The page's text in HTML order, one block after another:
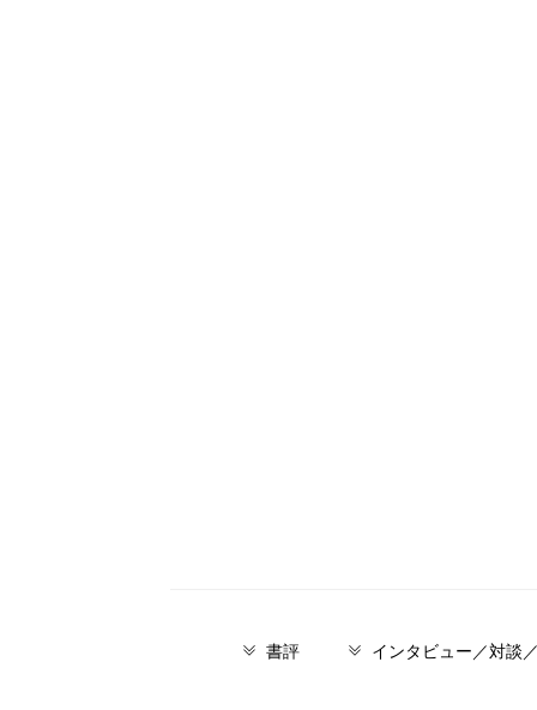
書評 インタビュー／対談